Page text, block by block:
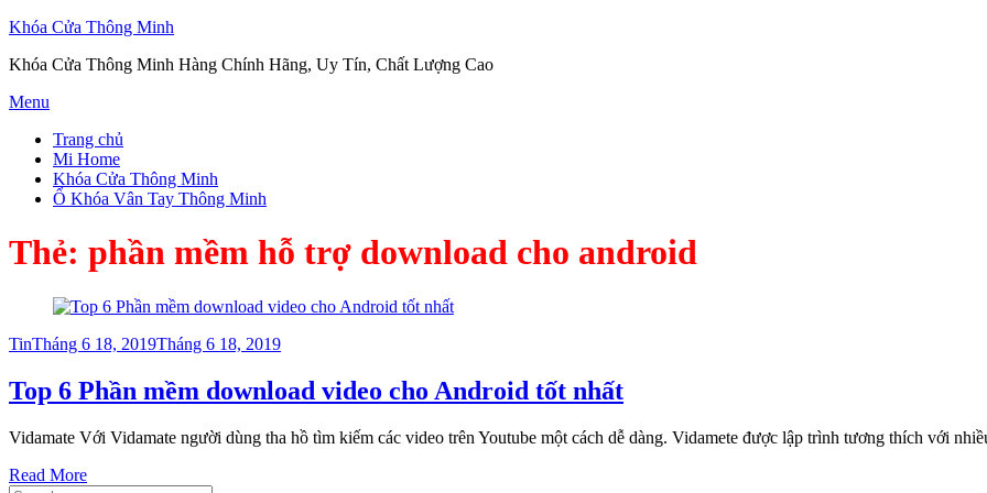
Khóa Cửa Thông Minh
Khóa Cửa Thông Minh Hàng Chính Hãng, Uy Tín, Chất Lượng Cao
Skip
content
Menu
Trang chủ
Mi Home
Khóa Cửa Thông Minh
Ổ Khóa Vân Tay Thông Minh
Thẻ: phần mềm hỗ trợ download cho android
TinPosted
Tháng 6 18, 2019Tháng 6 18, 2019
Top 6 Phần mềm download video cho Android tốt nhất
Vidamate Với Vidamate người dùng tha hồ tìm kiếm các video trên Youtube một cách dễ dàng. Vidamete được lập trình tương thích với
Read More